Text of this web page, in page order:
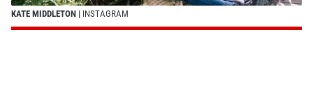
KATE MIDDLETON | INSTAGRAM